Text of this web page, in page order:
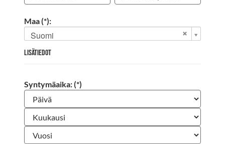
Maa (*):
Suomi
Lisätiedot
Syntymäaika: (*)